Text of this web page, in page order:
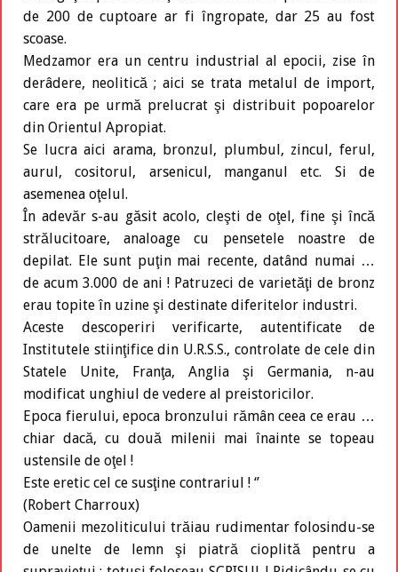
de 200 de cuptoare ar fi îngropate, dar 25 au fost
scoase.
Medzamor era un centru industrial al epocii, zise în
derâdere, neolitică ; aici se trata metalul de import,
care era pe urmă prelucrat şi distribuit popoarelor
din Orientul Apropiat.
Se lucra aici arama, bronzul, plumbul, zincul, ferul,
aurul, cositorul, arsenicul, manganul etc. Si de
asemenea oţelul.
În adevăr s-au găsit acolo, cleşti de oţel, fine şi încă
strălucitoare, analoage cu pensetele noastre de
depilat. Ele sunt puţin mai recente, datând numai …
de acum 3.000 de ani ! Patruzeci de varietăţi de bronz
erau topite în uzine şi destinate diferitelor industri.
Aceste descoperiri verificarte, autentificate de
Institutele stiinţifice din U.R.S.S., controlate de cele din
Statele Unite, Franţa, Anglia şi Germania, n-au
modificat unghiul de vedere al preistoricilor.
Epoca fierului, epoca bronzului rămân ceea ce erau …
chiar dacă, cu două milenii mai înainte se topeau
ustensile de oţel !
Este eretic cel ce susţine contrariul ! ‘’
(Robert Charroux)
Oamenii mezoliticului trăiau rudimentar folosindu-se
de unelte de lemn şi piatră cioplită pentru a